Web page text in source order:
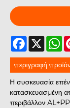
Facebook
X
περιγραφή
Η συσκευασία
κατασκευασμένη
περιβάλλον